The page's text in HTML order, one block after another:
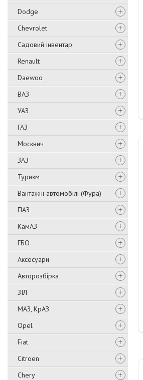
Dodge
Chevrolet
Садовий інвентар
Renault
Daewoo
ВАЗ
УАЗ
ГАЗ
Москвич
ЗАЗ
Туризм
Вантажні автомобілі (Фура)
ПАЗ
КамАЗ
ГБО
Аксесуари
Авторозбірка
ЗІЛ
МАЗ, КрАЗ
Opel
Fiat
Citroen
Chery